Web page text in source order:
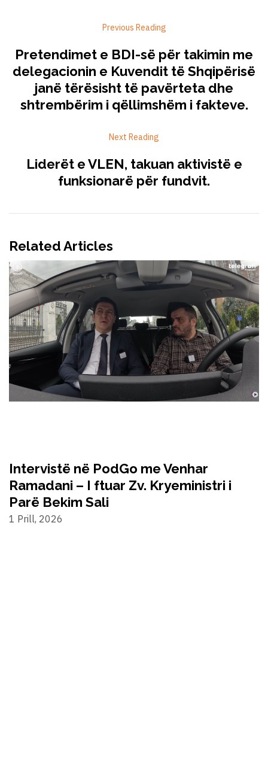
Previous Reading
Pretendimet e BDI-së për takimin me
delegacionin e Kuvendit të Shqipërisë
janë tërësisht të pavërteta dhe
shtrembërim i qëllimshëm i fakteve.
Next Reading
Liderët e VLEN, takuan aktivistë e
funksionarë për fundvit.
Related Articles
Intervistë në PodGo me Venhar
Ramadani – I ftuar Zv. Kryeministri i
Parë Bekim Sali
1 Prill, 2026